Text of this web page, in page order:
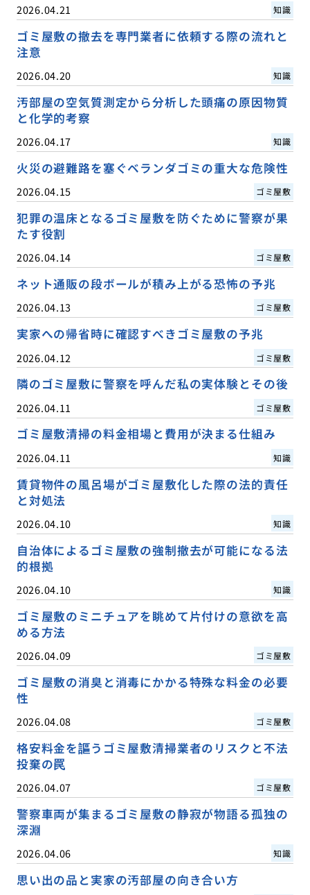
2026.04.21 知識
ゴミ屋敷の撤去を専門業者に依頼する際の流れと
注意
2026.04.20 知識
汚部屋の空気質測定から分析した頭痛の原因物質
と化学的考察
2026.04.17 知識
火災の避難路を塞ぐベランダゴミの重大な危険性
2026.04.15 ゴミ屋敷
犯罪の温床となるゴミ屋敷を防ぐために警察が果
たす役割
2026.04.14 ゴミ屋敷
ネット通販の段ボールが積み上がる恐怖の予兆
2026.04.13 ゴミ屋敷
実家への帰省時に確認すべきゴミ屋敷の予兆
2026.04.12 ゴミ屋敷
隣のゴミ屋敷に警察を呼んだ私の実体験とその後
2026.04.11 ゴミ屋敷
ゴミ屋敷清掃の料金相場と費用が決まる仕組み
2026.04.11 知識
賃貸物件の風呂場がゴミ屋敷化した際の法的責任
と対処法
2026.04.10 知識
自治体によるゴミ屋敷の強制撤去が可能になる法
的根拠
2026.04.10 知識
ゴミ屋敷のミニチュアを眺めて片付けの意欲を高
める方法
2026.04.09 ゴミ屋敷
ゴミ屋敷の消臭と消毒にかかる特殊な料金の必要
性
2026.04.08 ゴミ屋敷
格安料金を謳うゴミ屋敷清掃業者のリスクと不法
投棄の罠
2026.04.07 ゴミ屋敷
警察車両が集まるゴミ屋敷の静寂が物語る孤独の
深淵
2026.04.06 知識
思い出の品と実家の汚部屋の向き合い方